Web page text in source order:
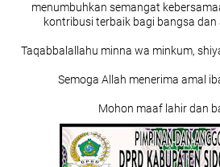
menumbuhkan semangat
kontribusi terbaik bagi bangsa dan
Taqabbalallahu minna wa minkum,
Semoga Allah menerima amal
Mohon maaf lahir dan